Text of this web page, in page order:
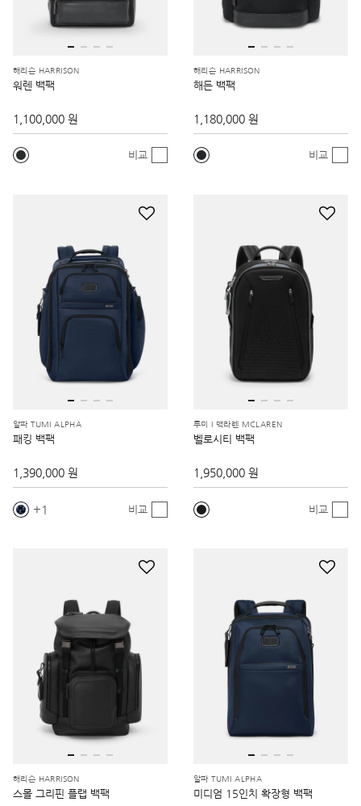
해리슨 HARRISON
워렌 백팩
1,100,000 원
비교
해리슨 HARRISON
해든 백팩
1,180,000 원
비교
알파 TUMI ALPHA
패킹 백팩
1,390,000 원
1 비교
투미 I 맥라렌 MCLAREN
벨로시티 백팩
1,950,000 원
비교
해리슨 HARRISON
스몰 그리핀 플랩 백팩
알파 TUMI ALPHA
미디엄 15인치 확장형 백팩